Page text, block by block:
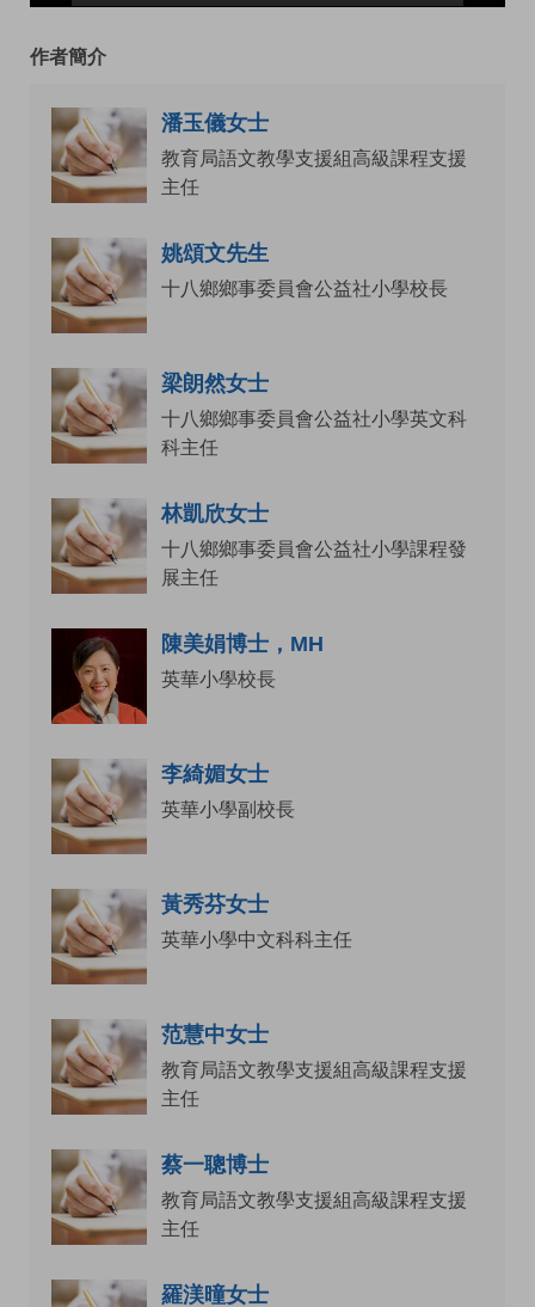
作者簡介
潘玉儀女士
教育局語文教學支援組高級課程支援
主任
姚頌文先生
十八鄉鄉事委員會公益社小學校長
梁朗然女士
十八鄉鄉事委員會公益社小學英文科
科主任
林凱欣女士
十八鄉鄉事委員會公益社小學課程發
展主任
陳美娟博士，MH
英華小學校長
李綺媚女士
英華小學副校長
黃秀芬女士
英華小學中文科科主任
范慧中女士
教育局語文教學支援組高級課程支援
主任
蔡一聰博士
教育局語文教學支援組高級課程支援
主任
羅渼曈女士